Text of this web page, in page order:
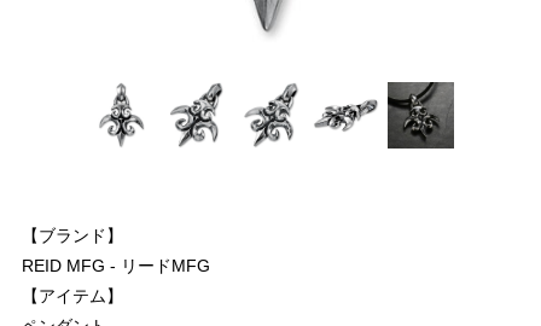
【ブランド】
REID MFG - リードMFG
【アイテム】